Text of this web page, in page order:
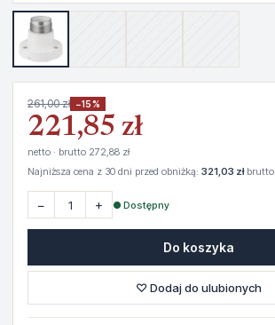
261,00 zł −15%
221,85 zł
netto · brutto 272,88 zł
Najniższa cena z 30 dni przed obniżką: 321,03 złbrutto
− + ● Dostępny
Do koszyka
♡ Dodaj do ulubionych